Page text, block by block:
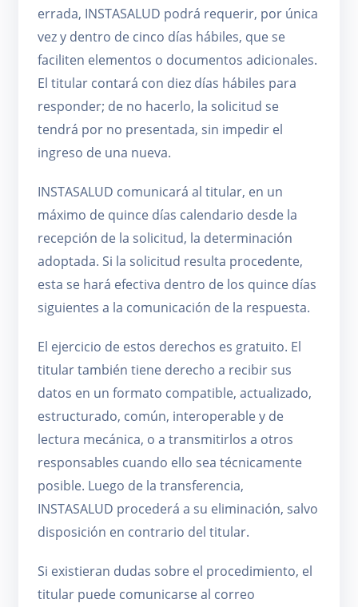
errada, INSTASALUD podrá requerir, por única
vez y dentro de cinco días hábiles, que se
faciliten elementos o documentos adicionales.
El titular contará con diez días hábiles para
responder; de no hacerlo, la solicitud se
tendrá por no presentada, sin impedir el
ingreso de una nueva.
INSTASALUD comunicará al titular, en un
máximo de quince días calendario desde la
recepción de la solicitud, la determinación
adoptada. Si la solicitud resulta procedente,
esta se hará efectiva dentro de los quince días
siguientes a la comunicación de la respuesta.
El ejercicio de estos derechos es gratuito. El
titular también tiene derecho a recibir sus
datos en un formato compatible, actualizado,
estructurado, común, interoperable y de
lectura mecánica, o a transmitirlos a otros
responsables cuando ello sea técnicamente
posible. Luego de la transferencia,
INSTASALUD procederá a su eliminación, salvo
disposición en contrario del titular.
Si existieran dudas sobre el procedimiento, el
titular puede comunicarse al correo